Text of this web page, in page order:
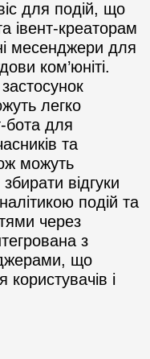
для подій, що
івент-креаторам
месенджери для
ком’юніті.
легко
бота для
та
можуть
відгуки
подій та
через
з
що
і